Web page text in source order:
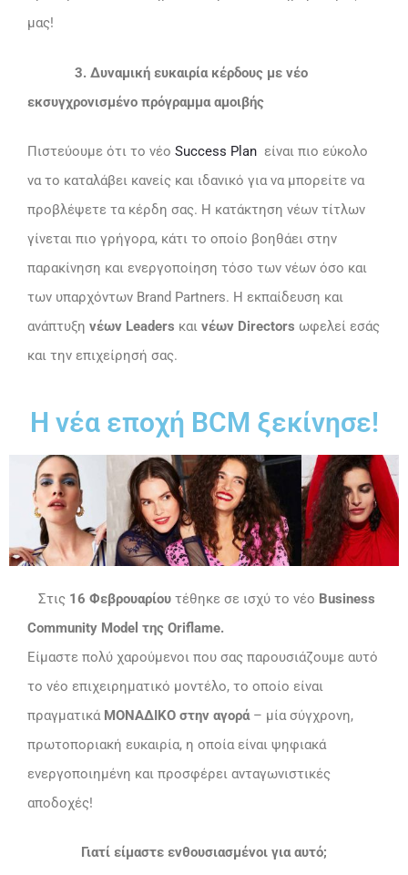
μας!
3. Δυναμική ευκαιρία κέρδους με νέο
εκσυγχρονισμένο πρόγραμμα αμοιβής
Πιστεύουμε ότι το νέο Success Plan είναι πιο εύκολο
να το καταλάβει κανείς και ιδανικό για να μπορείτε να
προβλέψετε τα κέρδη σας. Η κατάκτηση νέων τίτλων
γίνεται πιο γρήγορα, κάτι το οποίο βοηθάει στην
παρακίνηση και ενεργοποίηση τόσο των νέων όσο και
των υπαρχόντων Brand Partners. Η εκπαίδευση και
ανάπτυξη νέων Leaders και νέων Directors ωφελεί εσάς
και την επιχείρησή σας.
Η νέα εποχή BCM ξεκίνησε!
Στις 16 Φεβρουαρίου τέθηκε σε ισχύ το νέο Business
Community Model της Oriflame.
Είμαστε πολύ χαρούμενοι που σας παρουσιάζουμε αυτό
το νέο επιχειρηματικό μοντέλο, το οποίο είναι
πραγματικά ΜΟΝΑΔΙΚΟ στην αγορά– μία σύγχρονη,
πρωτοποριακή ευκαιρία, η οποία είναι ψηφιακά
ενεργοποιημένη και προσφέρει ανταγωνιστικές
αποδοχές!
Γιατί είμαστε ενθουσιασμένοι για αυτό;